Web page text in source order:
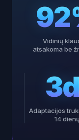
Vidinių
atsakoma be
Adaptacijos
14 dienų